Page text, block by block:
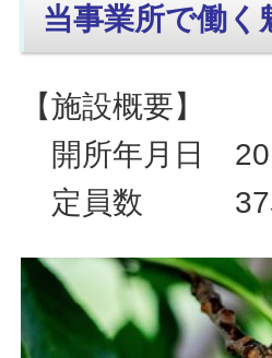
当事業所で働く
【施設概要】
開所年月日
定員数 37